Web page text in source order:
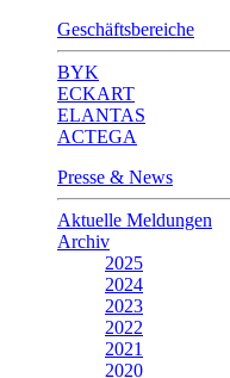
Geschäftsbereiche
BYK
ECKART
ELANTAS
ACTEGA
Presse & News
Aktuelle Meldungen
Archiv
2025
2024
2023
2022
2021
2020